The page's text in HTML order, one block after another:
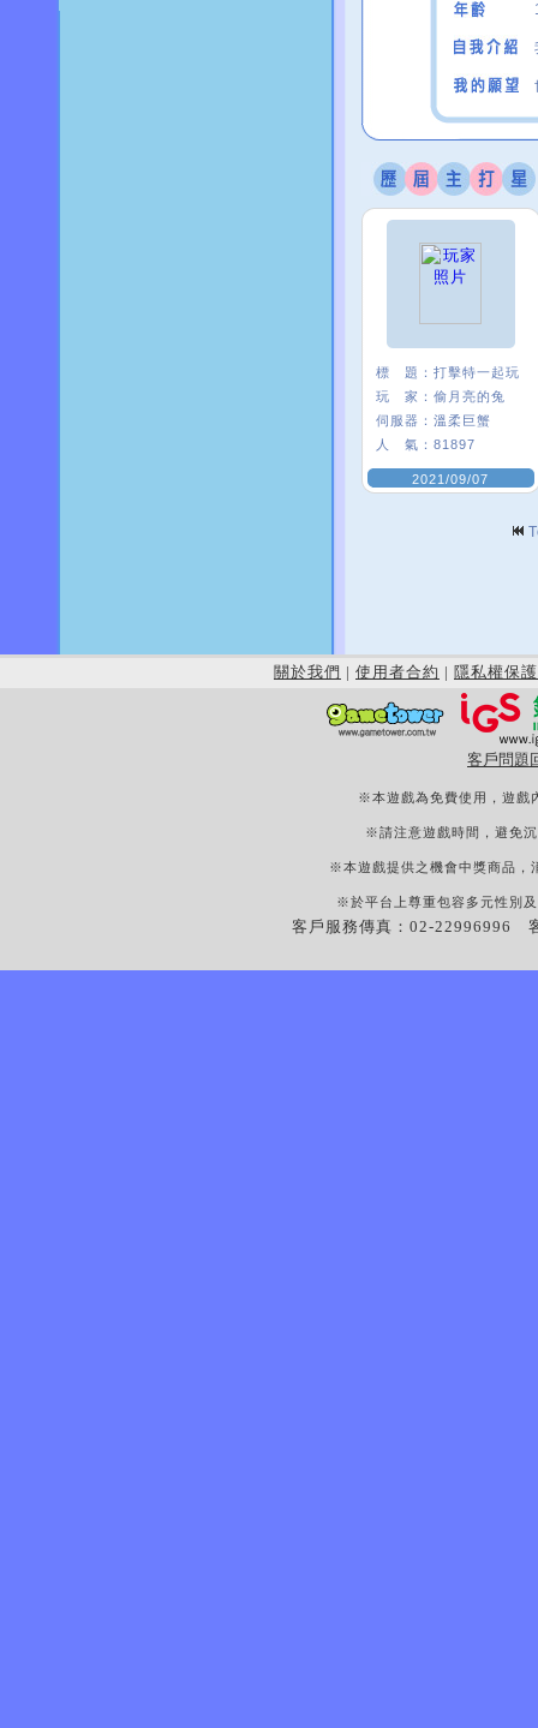
標 題： 打擊特一起玩
玩 家： 偷月亮的兔
伺服器： 溫柔巨蟹
人 氣： 81897
2021/09/07
關於我們 | 使用者合約 | 隱私權保護
客戶問題
※本遊戲為免費使用，遊戲
※請注意遊戲時間，避免
※本遊戲提供之機會中獎商品，
※於平台上尊重包容多元性別
客戶服務傳真：02-22996996